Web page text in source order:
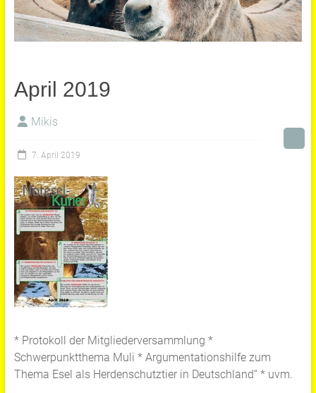
April 2019
Mikis
7. April 2019
* Protokoll der Mitgliederversammlung *
Schwerpunktthema Muli * Argumentationshilfe zum
Thema Esel als Herdenschutztier in Deutschland“ * uvm.